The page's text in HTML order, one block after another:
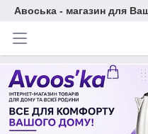
Авоська - магазин для